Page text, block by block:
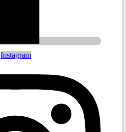
Instagram